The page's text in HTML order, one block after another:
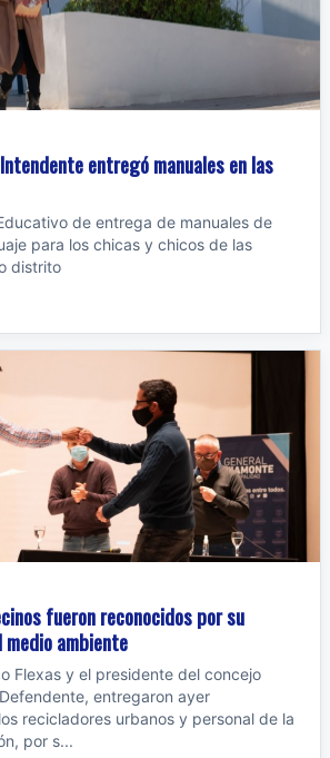
entregó manuales en las
de entrega de manuales de
para los chicas y chicos de las
distrito
fueron reconocidos por su
ambiente
Flexas y el presidente del concejo
entregaron ayer
recicladores urbanos y personal de la
por s...